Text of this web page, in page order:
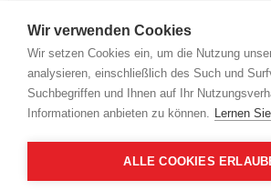
Wir verwenden Cookies
Wir setzen Cookies ein, um die Nutzung
analysieren, einschließlich des Such und
Suchbegriffen und Ihnen auf Ihr
Informationen anbieten zu können. Lernen
ALLE COOKIES
Stammheim
Untertürkheim
Weilimdorf
Für die übrigen Stadtbezirke der Landeshauptstadt Stuttgart ist das
Montag
9:00 - 11:30 und 13:30 -